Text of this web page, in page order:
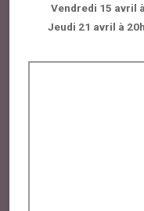
Vendredi 15 avril
Jeudi 21 avril à